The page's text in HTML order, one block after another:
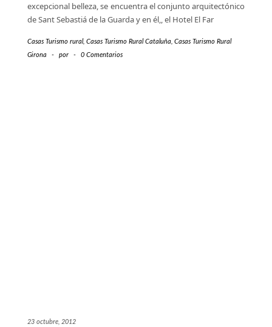
excepcional belleza, se encuentra el conjunto arquitectónico
de Sant Sebastiá de la Guarda y en él,, el Hotel El Far
Casas Turismo rural, Casas Turismo Rural Cataluña Casas Turismo Rural
Girona
- por - 0 Comentarios
23 octubre, 2012